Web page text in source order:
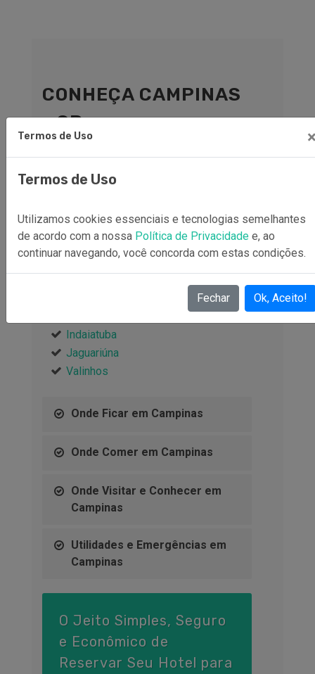
Termos de Uso
Termos de Uso
Utilizamos cookies essenciais e tecnologias semelhantes
de acordo com a nossa Política de Privacidade e, ao
continuar navegando, você concorda com estas condições.
Fechar Ok, Aceito!
CONHEÇA CAMPINAS
- SP
Já escolheu seus lugares preferidos?
Agora é só fazer sua
Cidades Vizinhas de Campinas
Indaiatuba
Jaguariúna
Valinhos
Onde Ficar em Campinas
Onde Comer em Campinas
Onde Visitar e Conhecer em
Campinas
Utilidades e Emergências em
Campinas
O Jeito Simples, Seguro
e Econômico de
Reservar Seu Hotel para